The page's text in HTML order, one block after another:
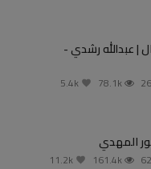
| عبدالله رشدي -
78.1k
المهدي
161.4k